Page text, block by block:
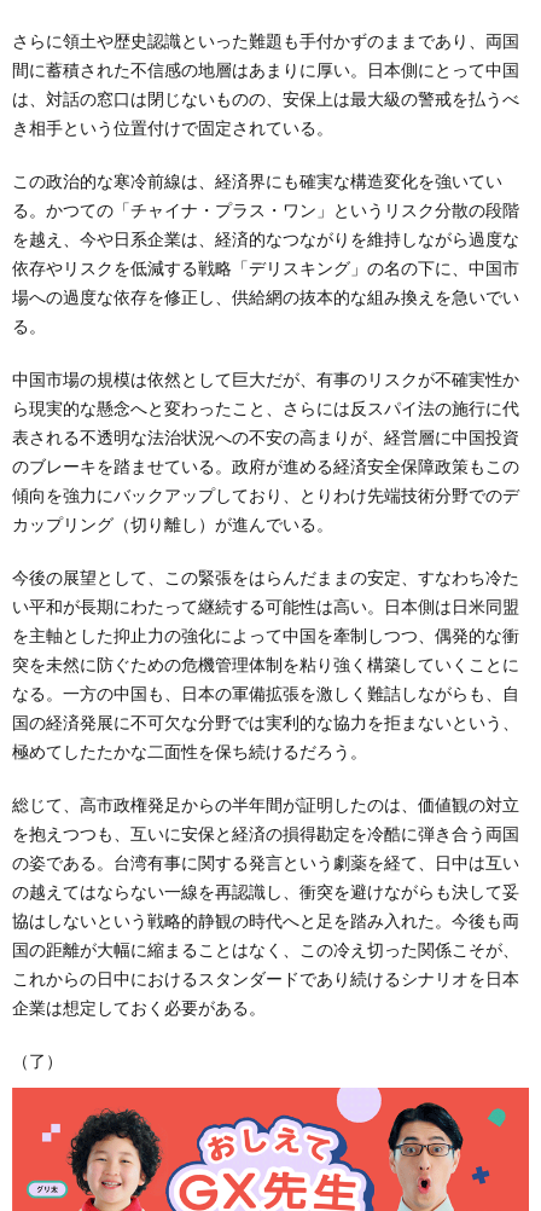
さらに領土や歴史認識といった難題も手付かずのままであり、両国
間に蓄積された不信感の地層はあまりに厚い。日本側にとって中国
は、対話の窓口は閉じないものの、安保上は最大級の警戒を払うべ
き相手という位置付けで固定されている。
この政治的な寒冷前線は、経済界にも確実な構造変化を強いてい
る。かつての「チャイナ・プラス・ワン」というリスク分散の段階
を越え、今や日系企業は、経済的なつながりを維持しながら過度な
依存やリスクを低減する戦略「デリスキング」の名の下に、中国市
場への過度な依存を修正し、供給網の抜本的な組み換えを急いでい
る。
中国市場の規模は依然として巨大だが、有事のリスクが不確実性か
ら現実的な懸念へと変わったこと、さらには反スパイ法の施行に代
表される不透明な法治状況への不安の高まりが、経営層に中国投資
のブレーキを踏ませている。政府が進める経済安全保障政策もこの
傾向を強力にバックアップしており、とりわけ先端技術分野でのデ
カップリング（切り離し）が進んでいる。
今後の展望として、この緊張をはらんだままの安定、すなわち冷た
い平和が長期にわたって継続する可能性は高い。日本側は日米同盟
を主軸とした抑止力の強化によって中国を牽制しつつ、偶発的な衝
突を未然に防ぐための危機管理体制を粘り強く構築していくことに
なる。一方の中国も、日本の軍備拡張を激しく難詰しながらも、自
国の経済発展に不可欠な分野では実利的な協力を拒まないという、
極めてしたたかな二面性を保ち続けるだろう。
総じて、高市政権発足からの半年間が証明したのは、価値観の対立
を抱えつつも、互いに安保と経済の損得勘定を冷酷に弾き合う両国
の姿である。台湾有事に関する発言という劇薬を経て、日中は互い
の越えてはならない一線を再認識し、衝突を避けながらも決して妥
協はしないという戦略的静観の時代へと足を踏み入れた。今後も両
国の距離が大幅に縮まることはなく、この冷え切った関係こそが、
これからの日中におけるスタンダードであり続けるシナリオを日本
企業は想定しておく必要がある。
（了）